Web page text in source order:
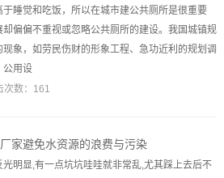
睡觉和吃饭，所以在城市建公共厕所是很重要
偏偏不重视或忽略公共厕所的建设。我国城镇规
象，如劳民伤财的形象工程、急功近利的规划调
公用设
数：161
家避免水资源的浪费与污染
明显,有一点坑坑哇哇就非常乱,尤其踩上去后不